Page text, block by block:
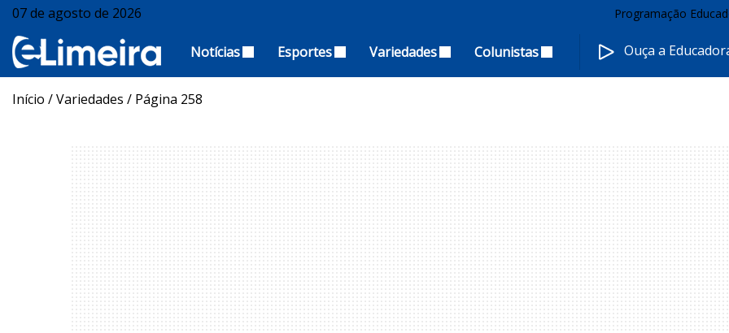
07 de agosto de 2026 Programação
Notícias Esportes Variedades Colunistas Ouça a
Início /Variedades / Página 258